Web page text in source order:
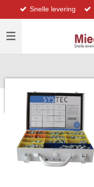
direct
naar
hoofdinhoud
Snelle levering